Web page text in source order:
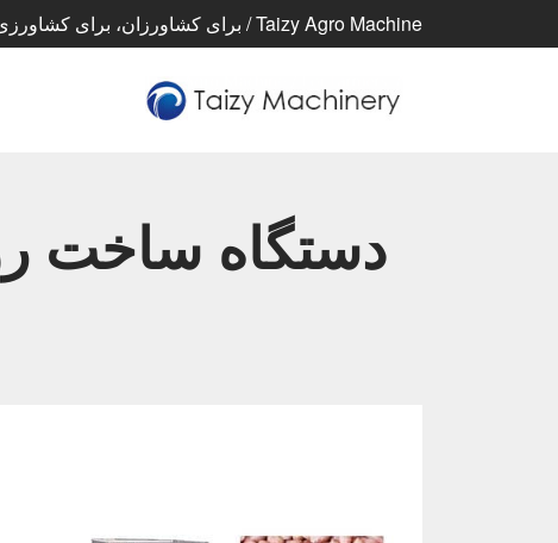
Taizy Agro Machine / برای کشاورزان، برای کشاورزی، برای زندگی بهتر
دستگاه ساخت